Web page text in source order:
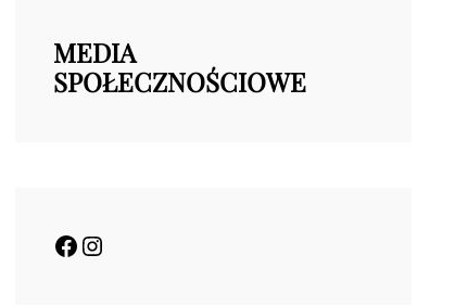
MEDIA
SPOŁECZNOŚCIOWE
Facebook
Instagram